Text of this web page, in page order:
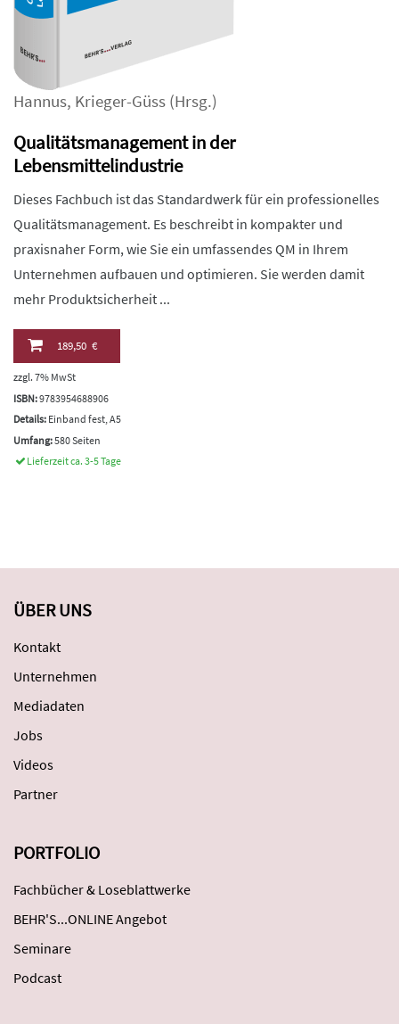
Hannus, Krieger-Güss (Hrsg.)
Qualitätsmanagement in der
Lebensmittelindustrie
Dieses Fachbuch ist das Standardwerk für ein professionelles
Qualitätsmanagement. Es beschreibt in kompakter und
praxisnaher Form, wie Sie ein umfassendes QM in Ihrem
Unternehmen aufbauen und optimieren. Sie werden damit
mehr Produktsicherheit ...
189,50 €
zzgl. 7% MwSt
ISBN:9783954688906
Details: Einband fest, A5
Umfang:580 Seiten
Lieferzeit ca. 3-5 Tage
ÜBER UNS
Kontakt
Unternehmen
Mediadaten
Jobs
Videos
Partner
PORTFOLIO
Fachbücher & Loseblattwerke
BEHR'S...ONLINE Angebot
Seminare
Podcast